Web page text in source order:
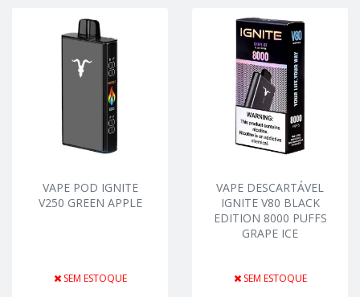
VAPE POD IGNITE
V250 GREEN APPLE
SEM ESTOQUE
VAPE DESCARTÁVEL
IGNITE V80 BLACK
EDITION 8000 PUFFS
GRAPE ICE
SEM ESTOQUE